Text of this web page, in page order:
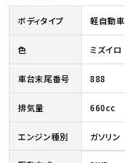
ボディタイプ 軽自動車
色 ミズイロ
車台末尾番号 888
排気量 660cc
エンジン種別 ガソリン